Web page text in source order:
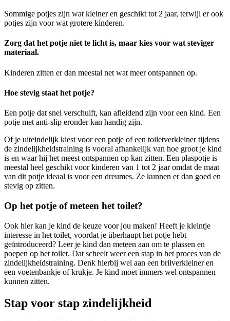
Sommige potjes zijn wat kleiner en geschikt tot 2 jaar, terwijl er ook
potjes zijn voor wat grotere kinderen.
Zorg dat het potje niet te licht is, maar kies voor wat steviger
materiaal.
Kinderen zitten er dan meestal net wat meer ontspannen op.
Hoe stevig staat het potje?
Een potje dat snel verschuift, kan afleidend zijn voor een kind. Een
potje met anti-slip eronder kan handig zijn.
Of je uiteindelijk kiest voor een potje of een toiletverkleiner tijdens
de zindelijkheidstraining is vooral afhankelijk van hoe groot je kind
is en waar hij het meest ontspannen op kan zitten. Een plaspotje is
meestal heel geschikt voor kinderen van 1 tot 2 jaar omdat de maat
van dit potje ideaal is voor een dreumes. Ze kunnen er dan goed en
stevig op zitten.
Op het potje of meteen het toilet?
Ook hier kan je kind de keuze voor jou maken! Heeft je kleintje
interesse in het toilet, voordat je überhaupt het potje hebt
geïntroduceerd? Leer je kind dan meteen aan om te plassen en
poepen op het toilet. Dat scheelt weer een stap in het proces van de
zindelijkheidstraining. Denk hierbij wel aan een brilverkleiner en
een voetenbankje of krukje. Je kind moet immers wel ontspannen
kunnen zitten.
Stap voor stap zindelijkheid